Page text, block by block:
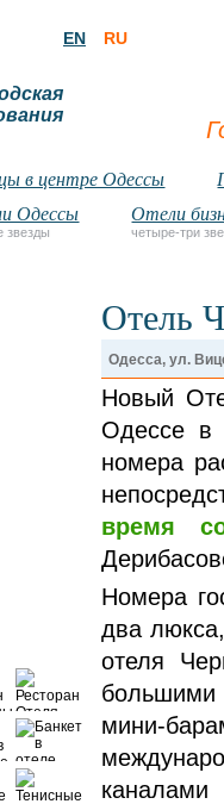
EN RU
в центре Одессы
Одессы
звезды
Отели
четыре-три
Отель
Одесса, ул.
Новый
Одессе в
номера
время
Номера
два
отеля
мини-